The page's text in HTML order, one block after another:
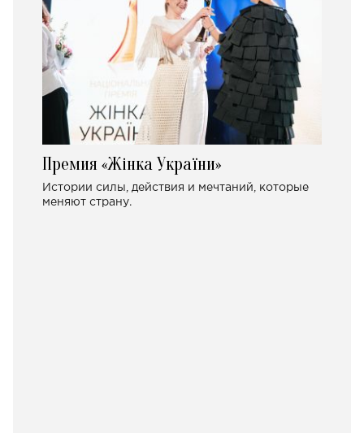
Премия «Жінка України»
Истории силы, действия и мечтаний, которые
меняют страну.